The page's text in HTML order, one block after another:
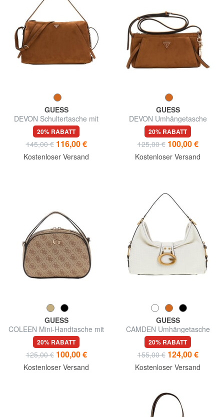
GUESS
DEVON Schultertasche mit
Schultergurt
20% RABATT
145,00 € 116,00 €
Kostenloser Versand
GUESS
DEVON Umhängetasche
20% RABATT
125,00 € 100,00 €
Kostenloser Versand
GUESS
COLEEN Mini-Handtasche mit
Schulterriemen
20% RABATT
125,00 € 100,00 €
Kostenloser Versand
GUESS
CAMDEN Umhängetasche
20% RABATT
155,00 € 124,00 €
Kostenloser Versand